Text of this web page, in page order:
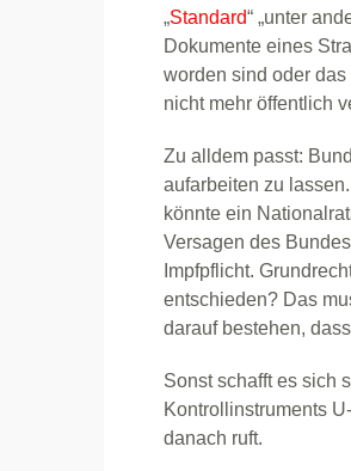
„Standard“ „unter
Dokumente eines
worden sind oder das
nicht mehr öffentlich
Zu alldem passt:
aufarbeiten zu
könnte ein
Versagen des
Impfpflicht.
entschieden? Das
darauf bestehen,
Sonst schafft es sich
Kontrollinstruments
danach ruft.